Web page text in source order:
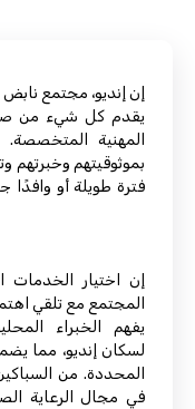
إن إنديو، مجتمع
يقدم كل شيء من
المهنية
بموثوقيتهم وخبرتهم
فترة طويلة أو وافدًا
إن اختيار الخدمات
المجتمع مع تلقي
يفهم الخبراء
لسكان إنديو، مما
المحددة. من
في مجال الرعاية